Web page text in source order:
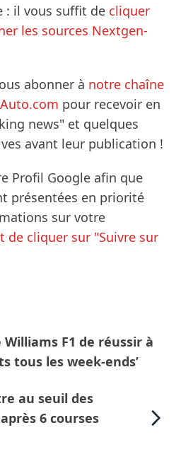
: il vous suffit de cliquer
les sources Nextgen-
abonner à notre chaîne
pour recevoir en
news" et quelques
avant leur publication !
Profil Google afin que
présentées en priorité
sur votre
de cliquer sur "Suivre sur
F1 de réussir à
tous les week-ends’
au seuil des
6 courses